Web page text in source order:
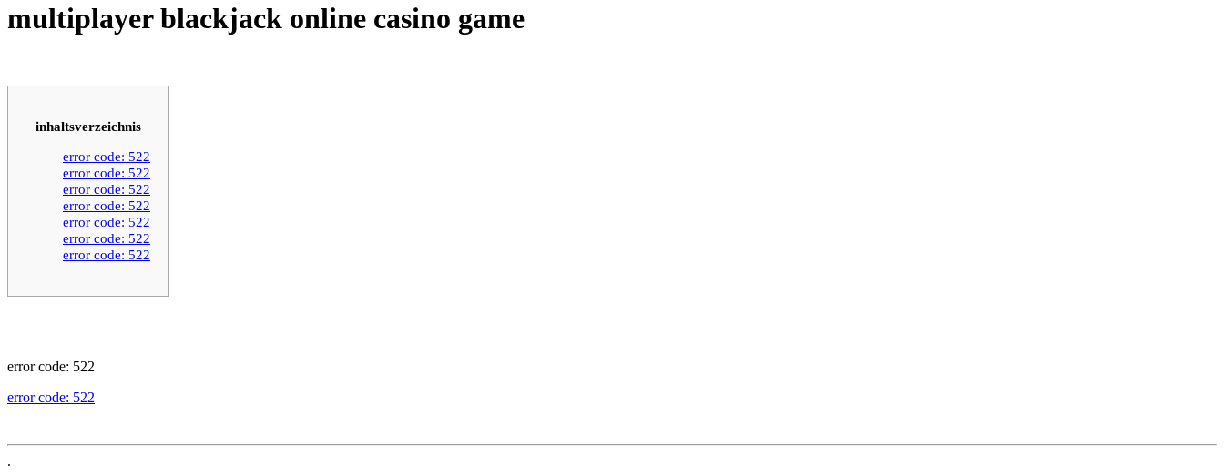
multiplayer blackjack online casino game
inhaltsverzeichnis
error code: 522
error code: 522
error code: 522
error code: 522
error code: 522
error code: 522
error code: 522
error code: 522
error code: 522
.